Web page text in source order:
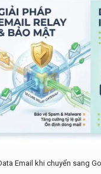
Email khi chuyển sang